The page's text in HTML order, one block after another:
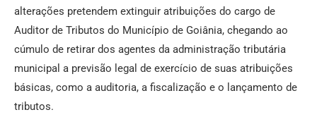
alterações pretendem extinguir atribuições do cargo de
Auditor de Tributos do Município de Goiânia, chegando ao
cúmulo de retirar dos agentes da administração tributária
municipal a previsão legal de exercício de suas atribuições
básicas, como a auditoria, a fiscalização e o lançamento de
tributos.